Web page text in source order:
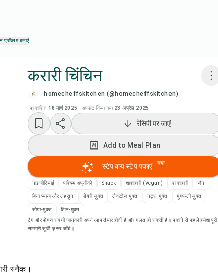
प्रॉब्लम बताएं
करारी चिंचिन
homecheffskitchen (@homecheffskitchen)
प्रकाशित 18 मार्च 2025 · अपडेट किया गया 23 अप्रैल 2025
रेसिपी वीडियो देखें
Add to Meal Plan
Add to Shopping List
रेसिपी पर जाएं
Add to Meal Plan
स्टेप बाय स्टेप पकाएं नया
नाइजीरियाई पश्चिम अफ्रीकी Snack शाकाहारी (Vegan) शाकाहारी जैन
बिना प्याज और लहसुन डेयरी-मुक्त लैक्टोज-मुक्त नट्स-मुक्त मूंगफली-मुक्त
सोया-मुक्त
तिल-मुक्त
टैग और पोषण संबंधी जानकारी अपने आप तैयार होती है और गलत हो सकती है। पकाने से पहले हमेशा पूरी
सामग्री सूची ज़रूर जाँचें।
स्नैक।